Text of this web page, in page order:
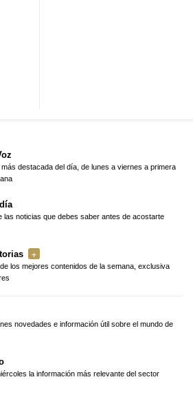
destacada del día, de lunes a viernes a primera
las noticias que debes saber antes de acostarte
los mejores contenidos de la semana, exclusiva
novedades e información útil sobre el mundo de
la información más relevante del sector